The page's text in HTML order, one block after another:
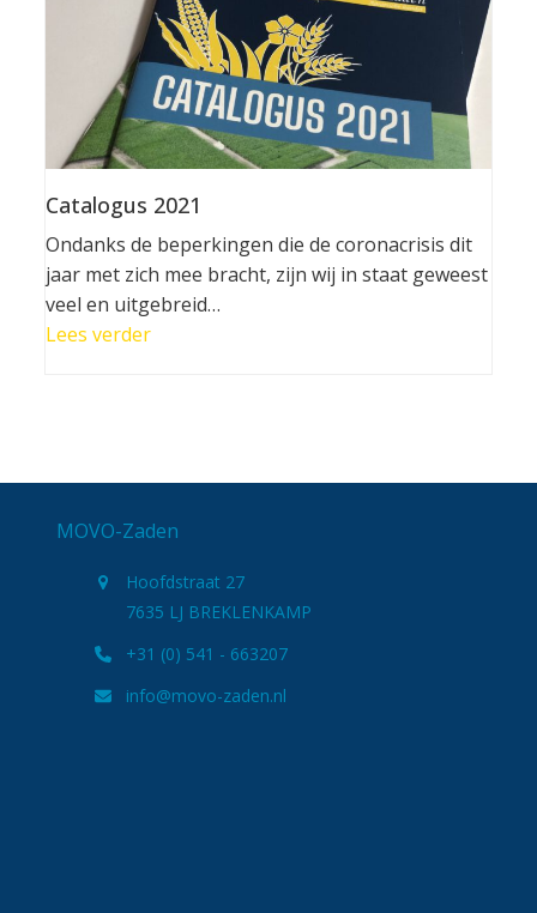
Catalogus 2021
Ondanks de beperkingen die de coronacrisis dit
jaar met zich mee bracht, zijn wij in staat geweest
veel en uitgebreid…
Lees verder
MOVO-Zaden
Hoofdstraat 27
7635 LJ BREKLENKAMP
+31 (0) 541 - 663207
info@movo-zaden.nl